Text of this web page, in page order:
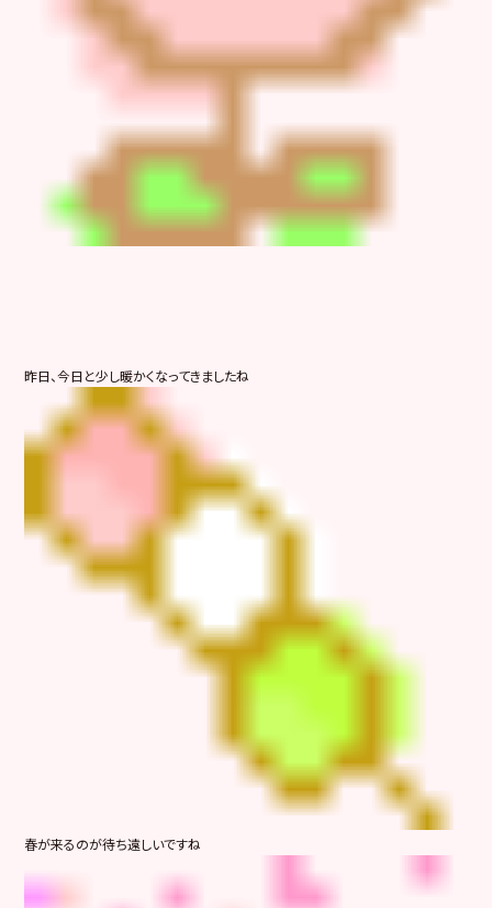
昨日、今日と少し暖かくなってきましたね
春が来るのが待ち遠しいですね